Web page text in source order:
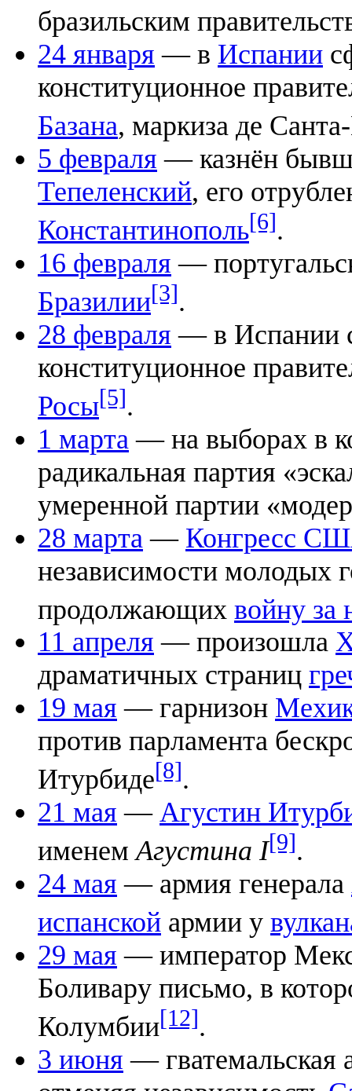
бразильским
24 января — в Испании
конституционное
Базана, маркиза де
5 февраля — казнён
Тепеленский, его
Константинополь[6].
16 февраля —
Бразилии[3].
28 февраля — в Испании
конституционное
Росы[5].
1 марта — на выборах в
радикальная партия
умеренной партии
28 марта — Конгресс
независимости молодых
продолжающих войну за
11 апреля — произошла
драматичных страниц
19 мая — гарнизон
против парламента
Итурбиде[8].
21 мая — Агустин
именемАгустина I[9].
24 мая — армия генерала
испанской армии у
29 мая — император
Боливару письмо, в
Колумбии[12].
3 июня — гватемальская